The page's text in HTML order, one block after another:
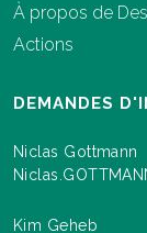
À propos de
Actions
DEMANDES
Niclas Gottmann
Kim Geheb